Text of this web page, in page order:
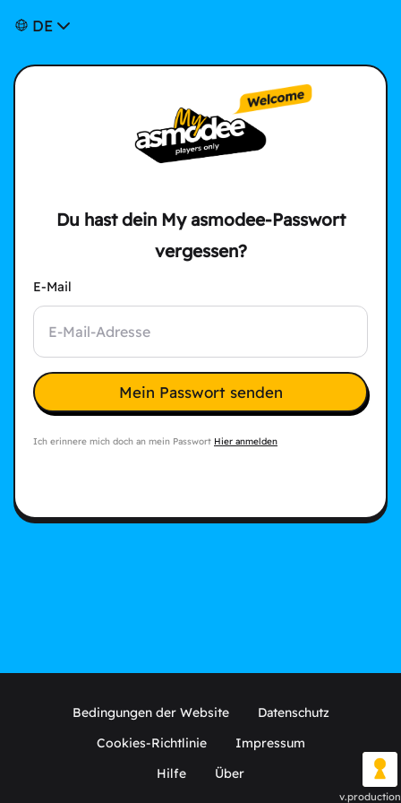
DE
Du hast dein My asmodee-Passwort
vergessen?
E-Mail
Mein Passwort senden
Ich erinnere mich doch an mein Passwort Hier anmelden
Bedingungen der Website
Datenschutz
Cookies-Richtlinie
Impressum
Hilfe
Über
v.production